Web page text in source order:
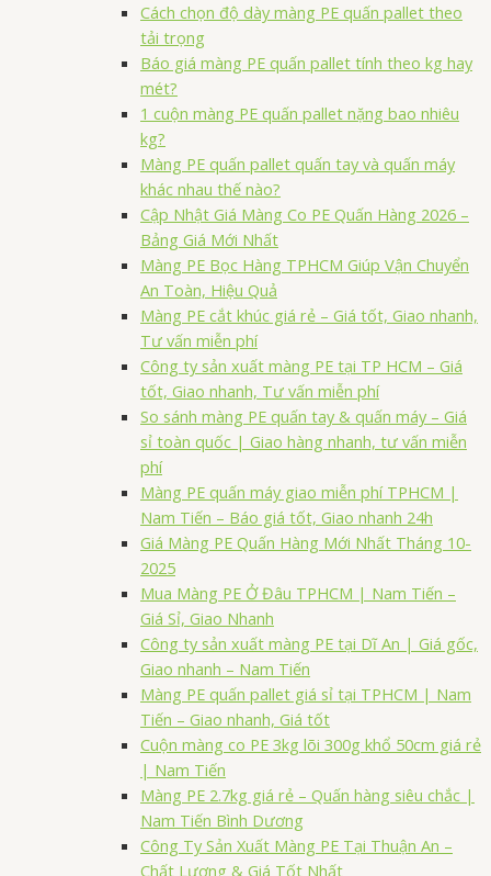
Cách chọn độ dày màng PE quấn pallet theo
tải trọng
Báo giá màng PE quấn pallet tính theo kg hay
mét?
1 cuộn màng PE quấn pallet nặng bao nhiêu
kg?
Màng PE quấn pallet quấn tay và quấn máy
khác nhau thế nào?
Cập Nhật Giá Màng Co PE Quấn Hàng 2026 –
Bảng Giá Mới Nhất
Màng PE Bọc Hàng TPHCM Giúp Vận Chuyển
An Toàn, Hiệu Quả
Màng PE cắt khúc giá rẻ – Giá tốt, Giao nhanh,
Tư vấn miễn phí
Công ty sản xuất màng PE tại TP HCM – Giá
tốt, Giao nhanh, Tư vấn miễn phí
So sánh màng PE quấn tay & quấn máy – Giá
sỉ toàn quốc | Giao hàng nhanh, tư vấn miễn
phí
Màng PE quấn máy giao miễn phí TPHCM |
Nam Tiến – Báo giá tốt, Giao nhanh 24h
Giá Màng PE Quấn Hàng Mới Nhất Tháng 10-
2025
Mua Màng PE Ở Đâu TPHCM | Nam Tiến –
Giá Sỉ, Giao Nhanh
Công ty sản xuất màng PE tại Dĩ An | Giá gốc,
Giao nhanh – Nam Tiến
Màng PE quấn pallet giá sỉ tại TPHCM | Nam
Tiến – Giao nhanh, Giá tốt
Cuộn màng co PE 3kg lõi 300g khổ 50cm giá rẻ
| Nam Tiến
Màng PE 2.7kg giá rẻ – Quấn hàng siêu chắc |
Nam Tiến Bình Dương
Công Ty Sản Xuất Màng PE Tại Thuận An –
Chất Lượng & Giá Tốt Nhất